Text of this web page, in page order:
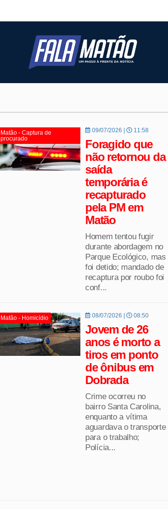
Matão - Captura de
procurado
09/07/2026 | 11:58
Foragido que
não retornou da
saída
temporária é
recapturado
pela PM em
Matão
Homem tentou fugir
durante abordagem no
Parque Ecológico, mas
foi detido; mandado de
recaptura por roubo foi
conf...
Matão - Homicídio 08/07/2026 | 08:50
Jovem de 26
anos é morto a
tiros em ponto
de ônibus em
Dobrada
Crime ocorreu no
bairro Santa Carolina,
enquanto a vítima
aguardava o transporte
para o trabalho;
Polícia...